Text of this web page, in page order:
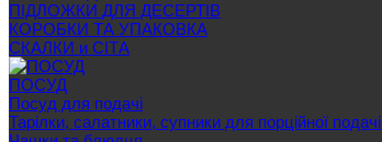
ПІДЛОЖКИ ДЛЯ ДЕСЕРТІВ
КОРОБКИ ТА УПАКОВКА
СКАЛКИ и СІТА
ПОСУД
Посуд для подачі
Тарілки, салатники, супники для порційної подачі